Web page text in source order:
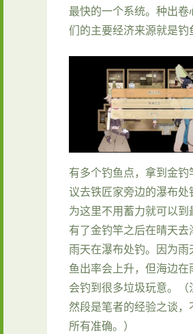
最快的一个系统。种出卷
们的主要经济来源就是钓
有多个钓鱼点，拿到金钓
议去铁匠家旁边的瀑布处
为这里不用蓄力就可以到
有了金钓竿之后在晴天去
雨天在瀑布处钓。因为雨
鱼出率会上升，但海边在
会钓到很多垃圾玩意。（
然段是笔者的经验之谈，
所有准确。）